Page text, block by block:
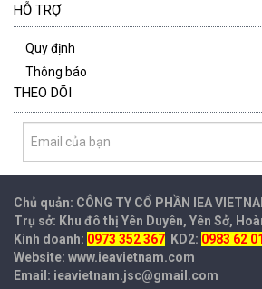
HỖ TRỢ
Quy định
Thông báo
THEO DÕI
Chủ quản: CÔNG TY CỔ PHẦN IEA
Trụ sở: Khu đô thị Yên Duyên, Yên Sở,
Kinh doanh: 0973 352 367 KD2: 0983 62
Website: www.ieavietnam.com
Email: ieavietnam.jsc@gmail.com